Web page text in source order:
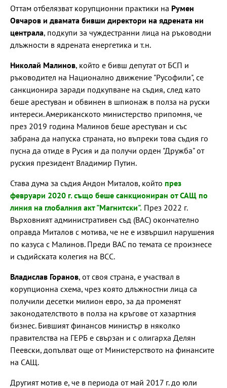
Оттам отбелязват корупционни практики на Румен
Овчаров и двамата бивши директори на ядрената ни
централа, подкупи за чуждестранни лица на ръководни
длъжности в ядрената енергетика и т.н.
Николай Малинов, който е бивш депутат от БСП и
ръководител на Национално движение "Русофили", се
санкционира заради подкупване на съдия, след като
беше арестуван и обвинен в шпионаж в полза на руски
интереси. Американското министерство припомня, че
през 2019 година Малинов беше арестуван и със
забрана да напуска страната, но въпреки това съдия го
пусна да отиде в Русия и да получи орден "Дружба" от
руския президент Владимир Путин.
Става дума за съдия Андон Миталов, който през
февруари 2020 г. също беше санкциониран от САЩ по
линия на глобалния акт "Магнитски". През 2022 г.
Върховният административен съд (ВАС) окончателно
оправда Миталов с мотива, че не е извършил нарушения
по казуса с Малинов. Преди ВАС по темата се произнесе
и съдийската колегия на ВСС.
Владислав Горанов, от своя страна, е участвал в
корупционна схема, чрез която длъжностни лица са
получили десетки милион евро, за да променят
законодателството в полза на кръгове от хазартния
бизнес. Бившият финансов министър в няколко
правителства на ГЕРБ е свързан и с олигарха Делян
Пеевски, допълват още от Министерството на финансите
на САЩ.
Другият мотив е, че в периода от май 2017 г. до юли